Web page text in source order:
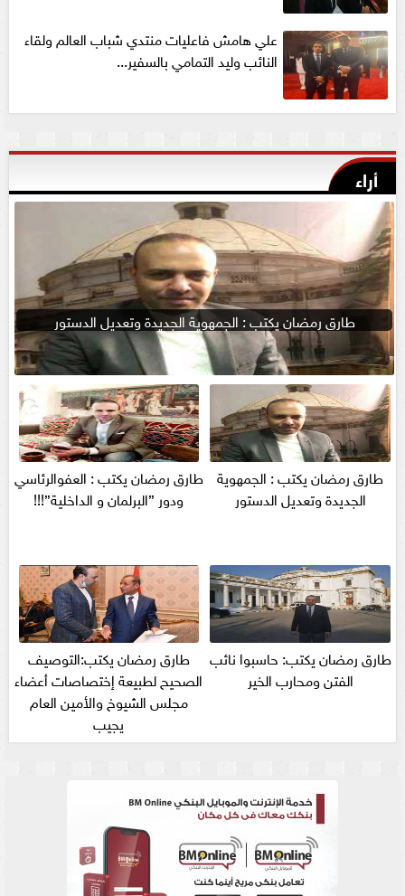
علي هامش فاعليات منتدي شباب العالم ولقاء
النائب وليد التمامي بالسفير...
أراء
طارق رمضان يكتب : الجمهوية الجديدة وتعديل الدستور
طارق رمضان يكتب : الجمهوية
الجديدة وتعديل الدستور
طارق رمضان يكتب : العفوالرئاسي
ودور ”البرلمان و الداخلية”!!!
طارق رمضان يكتب: حاسبوا نائب
الفتن ومحارب الخير
طارق رمضان يكتب:التوصيف
الصحيح لطبيعة إختصاصات أعضاء
مجلس الشيوخ والأمين العام
يجيب